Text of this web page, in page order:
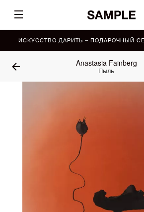
ИСКУССТВО ДАРИТЬ – ПОДАРОЧНЫЙ
Anastasia Fainberg
Пыль